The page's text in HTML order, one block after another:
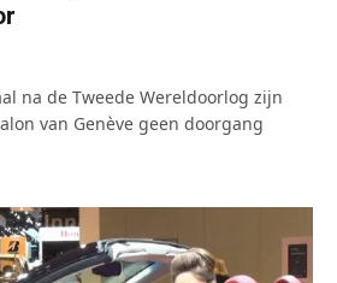
na de Tweede Wereldoorlog zijn
van Genève geen doorgang